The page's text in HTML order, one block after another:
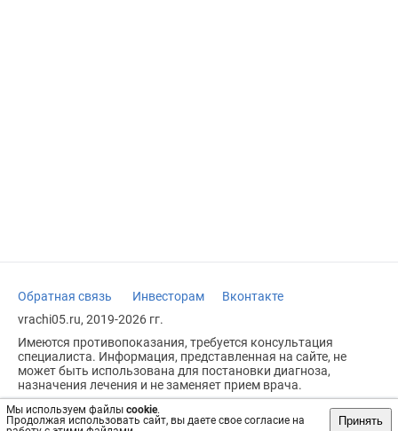
Мы используем файлы cookie.
Продолжая использовать сайт, вы даете свое согласие на
Принять
Обратная связь Инвесторам
Вконтакте
vrachi05.ru, 2019-2026 гг.
Имеются противопоказания, требуется консультация
специалиста. Информация, представленная на сайте, не
может быть использована для постановки диагноза,
назначения лечения и не заменяет прием врача.
Возрастное ограничение: 18+